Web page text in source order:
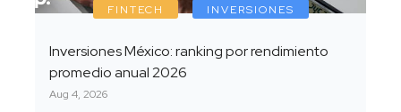
FINTECH INVERSIONES
Inversiones México: ranking por rendimiento
promedio anual 2026
Aug 4, 2026